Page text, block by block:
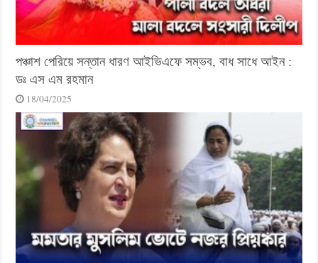
পঞ্চাশ পেরিয়ে সন্তান ধারণ আইভিএফে সম্ভব, বাধ সাধে আইন :
ডঃ এস এম রহমান
18/04/2025